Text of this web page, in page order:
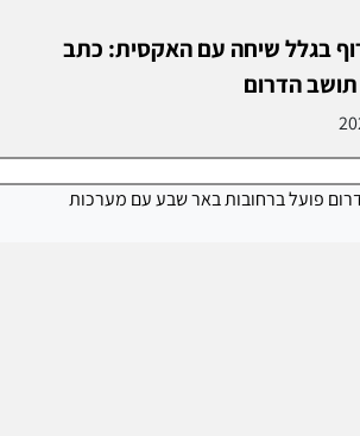
בגלל שיחה עם האקסית: כתב
הדרום